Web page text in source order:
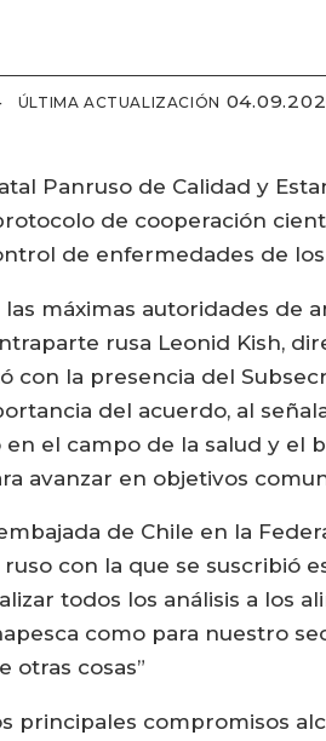
ÚLTIMA ACTUALIZACIÓN
Panruso de Calidad y
de cooperación
de enfermedades de
máximas autoridades de
rusa Leonid Kish,
con la presencia del
del acuerdo, al
el campo de la salud y el
avanzar en objetivos
de Chile en la
con la que se suscribió
todos los análisis a los
como para nuestro
otras cosas”
principales compromisos